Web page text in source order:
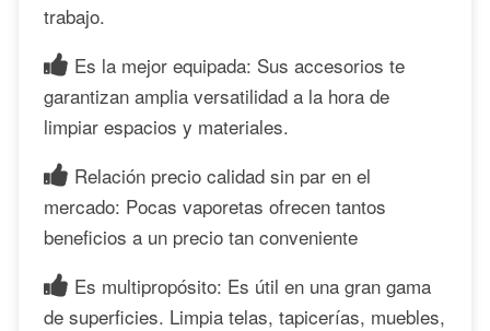
trabajo.
Es la mejor equipada: Sus accesorios te
garantizan amplia versatilidad a la hora de
limpiar espacios y materiales.
Relación precio calidad sin par en el
mercado: Pocas vaporetas ofrecen tantos
beneficios a un precio tan conveniente
Es multipropósito: Es útil en una gran gama
de superficies. Limpia telas, tapicerías, muebles,